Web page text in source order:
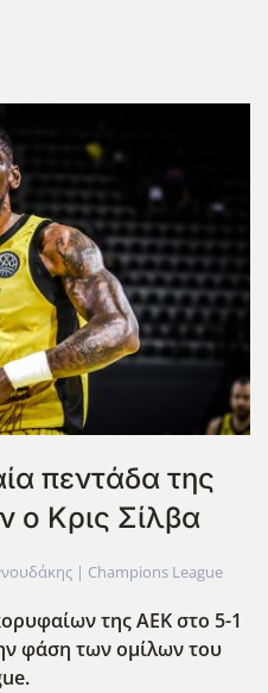
πεντάδα της
ο Κρις Σίλβα
| Champions League
της ΑΕΚ στο 5-1
φάση των ομίλων του
.